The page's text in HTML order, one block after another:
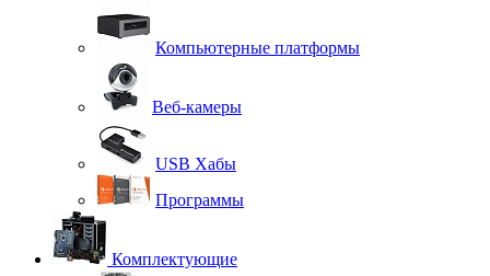
Компьютерные платформы
Веб-камеры
USB Хабы
Программы
Комплектующие